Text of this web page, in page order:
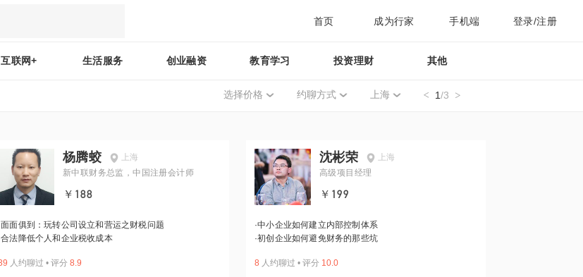
首页 成为行家 手机端 登录/注册
互联网+ 生活服务 创业融资 教育学习 投资理财 其他
选择价格 约聊方式 上海 1/3
杨腾蛟
上海
新中联财务总监，中国注册会计师
￥188
面面俱到：玩转公司设立和营运之财税问题
合法降低个人和企业税收成本
人约聊过 • 评分 8.9
沈彬荣
上海
高级项目经理
￥199
·中小企业如何建立内部控制体系
·初创企业如何避免财务的那些坑
8 人约聊过 • 评分 10.0